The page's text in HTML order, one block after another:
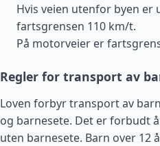
Hvis veien utenfor byen
fartsgrensen 110 km/t.
På motorveier er
Regler for transport av
Loven forbyr transport av
og barnesete. Det er forbudt
uten barnesete. Barn over 12